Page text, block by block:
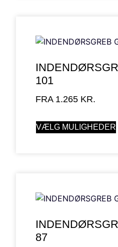
101
FRA 1.265 KR.
VÆLG MULIGHEDER
87